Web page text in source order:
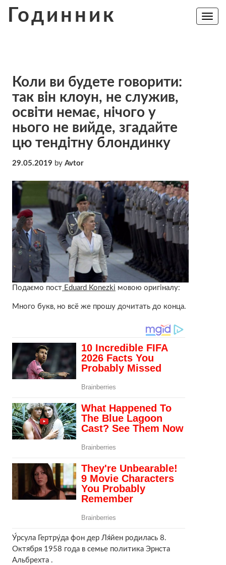
Годинник
Toggle
Коли ви будете говорити:
так він клоун, не служив,
освіти немає, нічого у
нього не вийде, згадайте
цю тендітну блондинку
29.05.2019 by Avtor
Подаємо постEduard Konezki мовою оригіналу:
Много букв, но всё же прошу дочитать до конца.
У́рсула Гертру́да фон дер Ля́йен родилась 8.
Октября 1958 года в семье политика Эрнста
Альбрехта .